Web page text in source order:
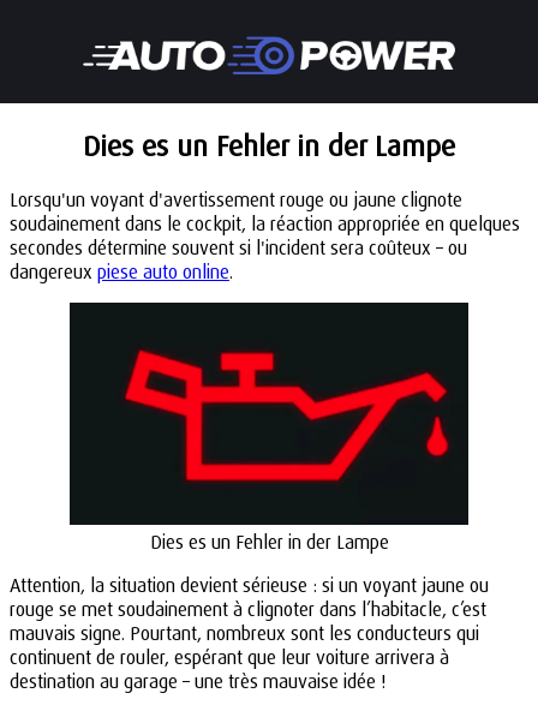
Dies es un Fehler in der Lampe
Lorsqu'un voyant d'avertissement rouge ou jaune clignote
soudainement dans le cockpit, la réaction appropriée en quelques
secondes détermine souvent si l'incident sera coûteux – ou
dangereux piese auto online.
Dies es un Fehler in der Lampe
Attention, la situation devient sérieuse : si un voyant jaune ou
rouge se met soudainement à clignoter dans l’habitacle, c’est
mauvais signe. Pourtant, nombreux sont les conducteurs qui
continuent de rouler, espérant que leur voiture arrivera à
destination au garage – une très mauvaise idée !